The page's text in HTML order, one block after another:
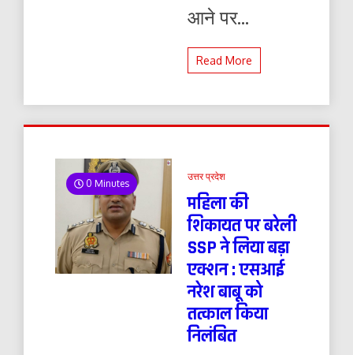
आने पर...
Read More
0 Minutes
उत्तर प्रदेश
महिला की
शिकायत पर बरेली
SSP ने लिया बड़ा
एक्शन : एसआई
नरेश बाबू को
तत्काल किया
निलंबित